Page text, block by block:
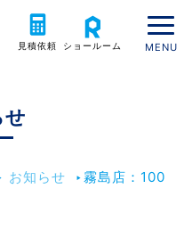
見積依頼 ショールーム
せ
お知らせ ‣霧島店：100